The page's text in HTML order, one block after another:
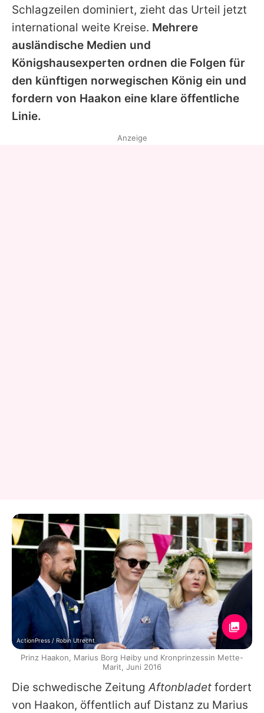
Utiq verwalten
Schlagzeilen dominiert, zieht das Urteil jetzt
international weite Kreise. Mehrere
ausländische Medien und
Königshausexperten ordnen die Folgen für
den künftigen norwegischen König ein und
fordern von Haakon eine klare öffentliche
Linie.
Die schwedische ZeitungAftonbladet fordert
von Haakon, öffentlich auf Distanz zu Marius
Anzeige
ActionPress / Robin Utrecht
Prinz Haakon, Marius Borg Høiby und Kronprinzessin Mette-
Marit, Juni 2016